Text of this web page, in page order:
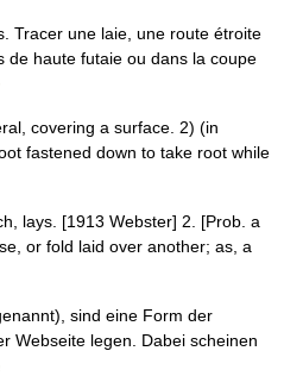
Tracer une laie, une route étroite
haute futaie ou dans la coupe
covering a surface. 2) (in
fastened down to take root while
lays. [1913 Webster] 2. [Prob. a
or fold laid over another; as, a
sind eine Form der
Webseite legen. Dabei scheinen